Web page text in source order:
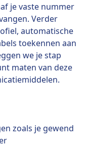
je vaste nummer
Verder
automatische
toekennen aan
we je stap
maten van deze
zoals je gewend